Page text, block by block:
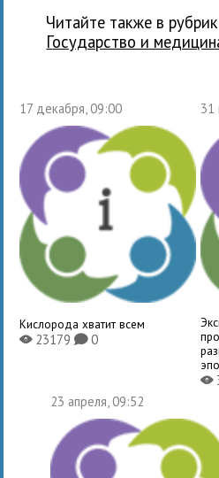
Читайте также в
государство и
17 декабря, 09:00
Кислорода хватит всем
X23179K0
31
X
23 апреля, 09:52